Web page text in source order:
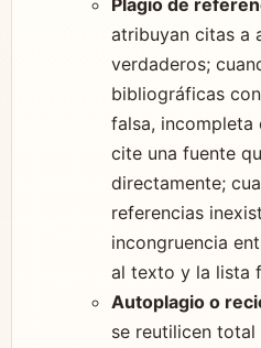
atribuyan citas a
verdaderos;
bibliográficas
falsa, incompleta
cite una fuente
directamente;
referencias
incongruencia
al texto y la lista
Autoplagio o
se reutilicen